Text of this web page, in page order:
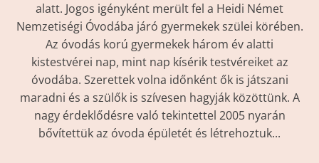
alatt. Jogos igényként merült fel a Heidi Német
Nemzetiségi Óvodába járó gyermekek szülei körében.
Az óvodás korú gyermekek három év alatti
kistestvérei nap, mint nap kísérik testvéreiket az
óvodába. Szerettek volna időnként ők is játszani
maradni és a szülők is szívesen hagyják közöttünk. A
nagy érdeklődésre való tekintettel 2005 nyarán
bővítettük az óvoda épületét és létrehoztuk...